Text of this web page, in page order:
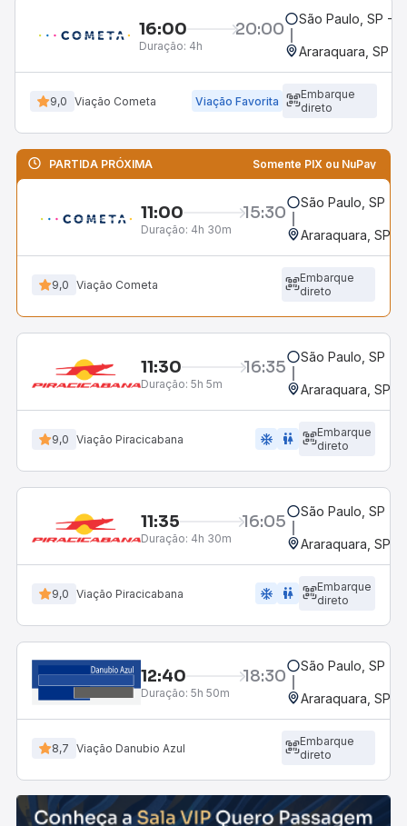
16:00 20:00
Duração: 4h
São Paulo, SP -
Araraquara, SP -
9,0 Viação Cometa Viação Favorita
Embarque
direto
PARTIDA PRÓXIMA Somente PIX ou NuPay
11:00 15:30
Duração: 4h 30m
São Paulo, SP -
Araraquara, SP -
9,0 Viação Cometa
Embarque
direto
11:30 16:35
Duração: 5h 5m
São Paulo, SP -
Araraquara, SP -
9,0 Viação Piracicabana ac_unit wc
Embarque
direto
11:35 16:05
Duração: 4h 30m
São Paulo, SP -
Araraquara, SP -
9,0 Viação Piracicabana ac_unit wc
Embarque
direto
12:40 18:30
Duração: 5h 50m
São Paulo, SP -
Araraquara, SP -
8,7 Viação Danubio Azul
Embarque
direto